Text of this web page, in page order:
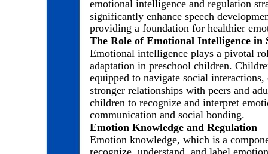
emotional intelligence and regulation
significantly enhance speech
providing a foundation for healthier
The Role of Emotional Intelligence in
Emotional intelligence plays a pivotal
adaptation in preschool children.
equipped to navigate social
stronger relationships with peers and
children to recognize and interpret
communication and social bonding.
Emotion Knowledge and Regulation
Emotion knowledge, which is a
recognize, understand, and label